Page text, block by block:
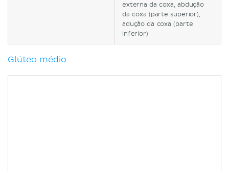
externa da coxa, abdução
da coxa (parte superior),
adução da coxa (parte
inferior)
Glúteo médio